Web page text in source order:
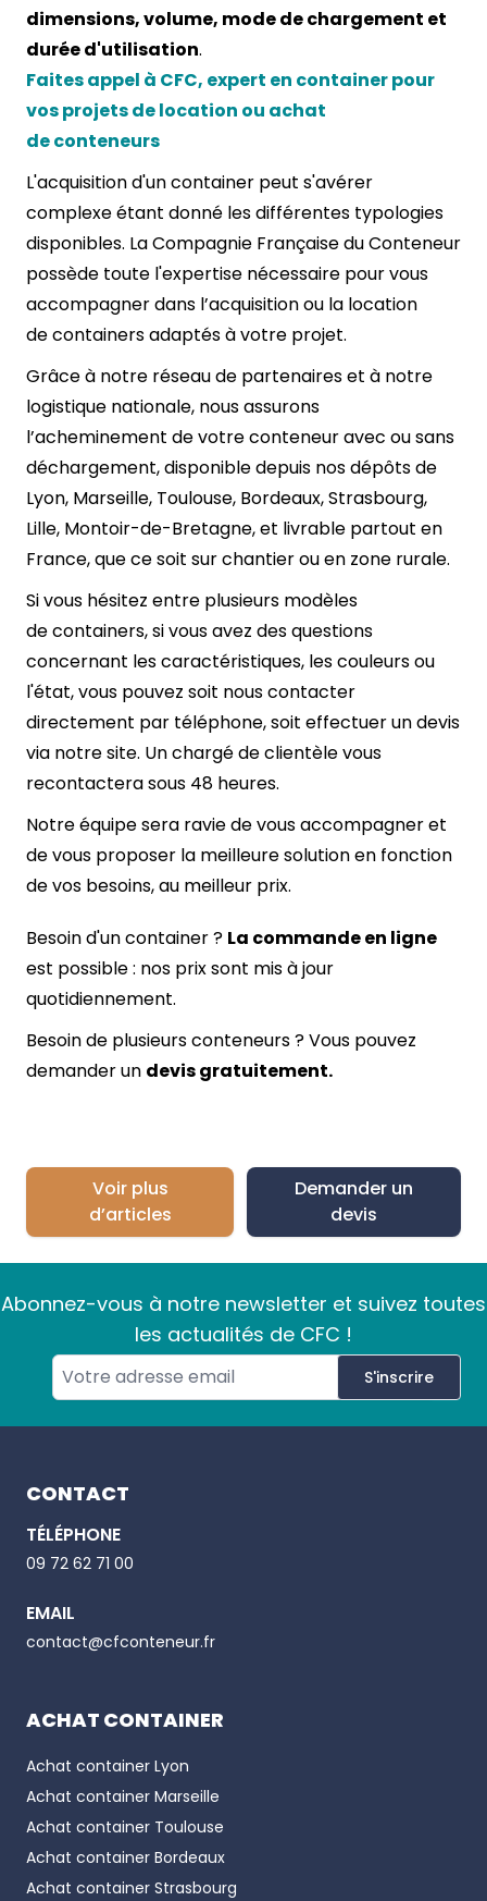
dimensions, volume, mode de chargement et
durée d'utilisation.
Faites appel à CFC, expert en container pour
vos projets de location ou achat
de conteneurs
L'acquisition d'un container peut s'avérer
complexe étant donné les différentes typologies
disponibles. La Compagnie Française du Conteneur
possède toute l'expertise nécessaire pour vous
accompagner dans l’acquisition ou la location
de containersadaptés à votre projet.
Grâce à notre réseau de partenaires et à notre
logistique nationale, nous assurons
l’acheminement de votre conteneur avec ou sans
déchargement, disponible depuis nos dépôts de
Lyon, Marseille, Toulouse, Bordeaux,Strasbourg,
Lille, Montoir-de-Bretagne, et livrable partout en
France, que ce soit sur chantier ou en zone rurale.
Si vous hésitez entre plusieurs modèles
de containers, si vous avez des questions
concernant les caractéristiques, les couleurs ou
l'état, vous pouvez soit nous contacter
directement par téléphone, soit effectuer un devis
via notre site. Un chargé de clientèle vous
recontactera sous 48 heures.
Notre équipe sera ravie de vous accompagner et
de vous proposer la meilleure solution en fonction
de vos besoins, au meilleur prix.
Besoin d'un container ? La commande en ligne
est possible : nos prix sont mis à jour
quotidiennement.
Besoin de plusieurs conteneurs ? Vous pouvez
demander un devis gratuitement.
Voir plus
d’articles
Demander un
devis
Abonnez-vous à notre newsletter et suivez toutes
les actualités de CFC !
S'inscrire
CONTACT
TÉLÉPHONE
Email
09 72 62 71 00
EMAIL
Phone number
contact@cfconteneur.fr
ACHAT CONTAINER
Achat container Lyon
Achat container Marseille
Achat container Toulouse
Achat container Bordeaux
Achat container Strasbourg